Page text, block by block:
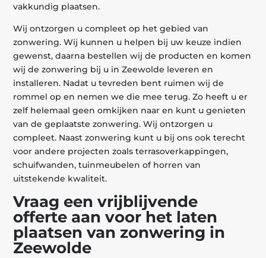
vakkundig plaatsen.
Wij ontzorgen u compleet op het gebied van
zonwering. Wij kunnen u helpen bij uw keuze indien
gewenst, daarna bestellen wij de producten en komen
wij de zonwering bij u in Zeewolde leveren en
installeren. Nadat u tevreden bent ruimen wij de
rommel op en nemen we die mee terug. Zo heeft u er
zelf helemaal geen omkijken naar en kunt u genieten
van de geplaatste zonwering. Wij ontzorgen u
compleet. Naast zonwering kunt u bij ons ook terecht
voor andere projecten zoals terrasoverkappingen,
schuifwanden, tuinmeubelen of horren van
uitstekende kwaliteit.
Vraag een vrijblijvende
offerte aan voor het laten
plaatsen van zonwering in
Zeewolde